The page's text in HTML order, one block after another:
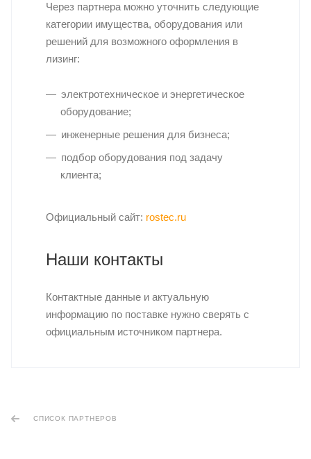
Через партнера можно уточнить следующие
категории имущества, оборудования или
решений для возможного оформления в
лизинг:
электротехническое и энергетическое
оборудование;
инженерные решения для бизнеса;
подбор оборудования под задачу
клиента;
Официальный сайт: rostec.ru
Наши контакты
Контактные данные и актуальную
информацию по поставке нужно сверять с
официальным источником партнера.
СПИСОК ПАРТНЕРОВ